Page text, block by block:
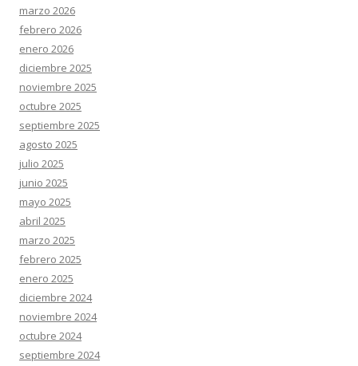
marzo 2026
febrero 2026
enero 2026
diciembre 2025
noviembre 2025
octubre 2025
septiembre 2025
agosto 2025
julio 2025
junio 2025
mayo 2025
abril 2025
marzo 2025
febrero 2025
enero 2025
diciembre 2024
noviembre 2024
octubre 2024
septiembre 2024